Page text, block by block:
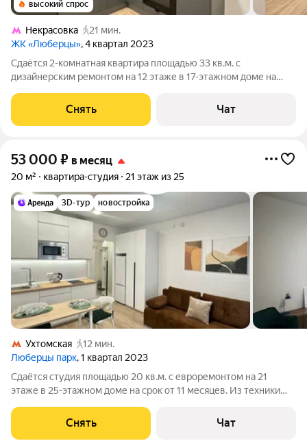
высокий спрос
Некрасовка
21 мин.
ЖК «Люберцы», 4 квартал 2023
Сдаётся 2-комнатная квартира площадью 33 кв.м. с
дизайнерским ремонтом на 12 этаже в 17-этажном доме на
Стиральная машина Холодильник Дом - монолитный, окна
выходят во двор. В подъезде 2
Снять Чат
53 000 ₽ в месяц
20 м² квартира-студия 21 этаж из 25
3D-тур новостройка
Ухтомская
12 мин.
Люберцы парк, 1 квартал 2023
Сдаётся студия площадью 20 кв.м. с евроремонтом на 21
этаже в 25-этажном доме на срок от 11 месяцев. Из техники
монолитный, окна выходят во двор. В подъезде 3 лифта - 1
грузовой и 2
Снять Чат